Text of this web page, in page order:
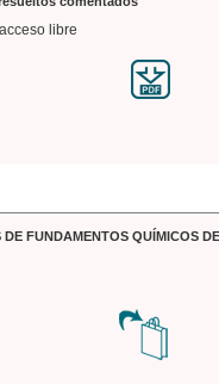
libre
FUNDAMENTOS QUÍMICOS